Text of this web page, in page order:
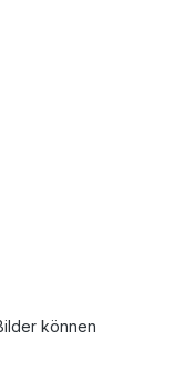
können